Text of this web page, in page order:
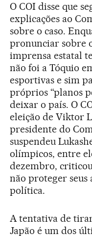
O COI disse que
explicações ao
sobre o caso.
pronunciar sobre
imprensa estatal
não foi a Tóquio
esportivas e sim
próprios “planos
deixar o país. O
eleição de Viktor
presidente do
suspendeu
olímpicos, entre
dezembro,
não proteger seus
política.
A tentativa de
Japão é um dos